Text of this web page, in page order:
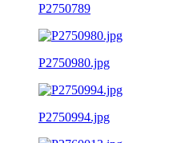
P2750789
P2750980.jpg
P2750994.jpg